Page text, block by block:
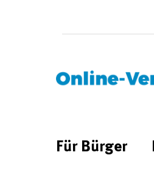
Für Bürger